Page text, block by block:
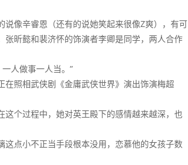
像辛睿恩（还有的说她笑起来很像Z爽），有可
昕懿和裴济怀的饰演者李卿是同学，两人合作
人做事一人当。”
照相武侠剧《金庸武侠世界》演出饰演梅超
个过程中，她对英王殿下的感情越来越深，也
点小不正当手段根本没用，恋慕他的女孩子数